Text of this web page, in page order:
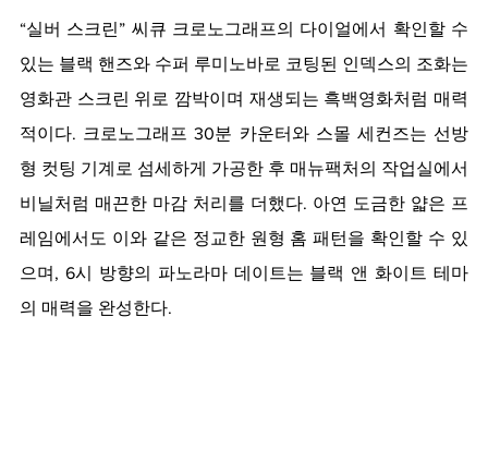
“실버 스크린” 씨큐 크로노그래프의 다이얼에서 확인할 수
있는 블랙 핸즈와 수퍼 루미노바로 코팅된 인덱스의 조화는
영화관 스크린 위로 깜박이며 재생되는 흑백영화처럼 매력
적이다. 크로노그래프 30분 카운터와 스몰 세컨즈는 선방
형 컷팅 기계로 섬세하게 가공한 후 매뉴팩처의 작업실에서
비닐처럼 매끈한 마감 처리를 더했다. 아연 도금한 얇은 프
레임에서도 이와 같은 정교한 원형 홈 패턴을 확인할 수 있
으며, 6시 방향의 파노라마 데이트는 블랙 앤 화이트 테마
의 매력을 완성한다.